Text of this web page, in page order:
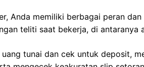
Anda memiliki berbagai peran
teliti saat bekerja, di antaranya
uang tunai dan cek untuk deposit,